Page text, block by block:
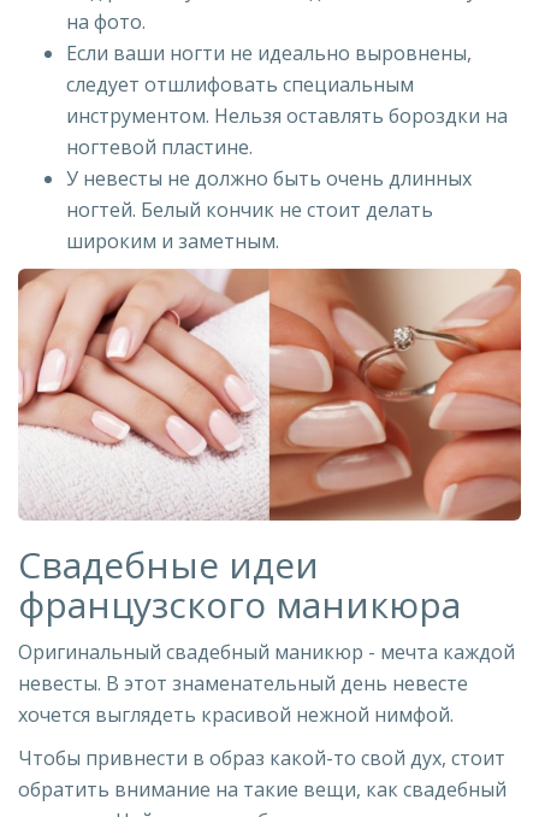
на фото.
Если ваши ногти не идеально выровнены,
следует отшлифовать специальным
инструментом. Нельзя оставлять бороздки на
ногтевой пластине.
У невесты не должно быть очень длинных
ногтей. Белый кончик не стоит делать
широким и заметным.
Свадебные идеи
французского маникюра
Оригинальный свадебный маникюр - мечта каждой
невесты. В этот знаменательный день невесте
хочется выглядеть красивой нежной нимфой.
Чтобы привнести в образ какой-то свой дух, стоит
обратить внимание на такие вещи, как свадебный